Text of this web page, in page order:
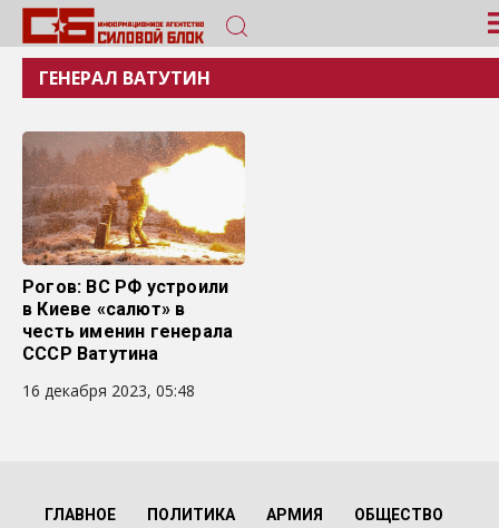
ГЕНЕРАЛ ВАТУТИН
Рогов: ВС РФ устроили
в Киеве «салют» в
честь именин генерала
СССР Ватутина
16 декабря 2023, 05:48
ГЛАВНОЕ ПОЛИТИКА АРМИЯ ОБЩЕСТВО